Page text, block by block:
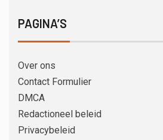
PAGINA’S
Over ons
Contact Formulier
DMCA
Redactioneel beleid
Privacybeleid